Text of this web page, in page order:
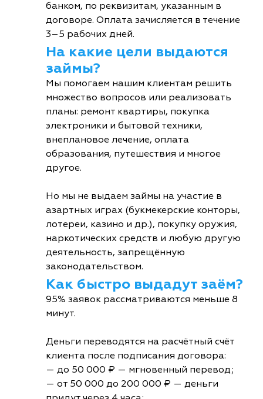
банком, по реквизитам, указанным в
договоре. Оплата зачисляется в течение
3–5 рабочих дней.
На какие цели выдаются
займы?
Мы помогаем нашим клиентам решить
множество вопросов или реализовать
планы: ремонт квартиры, покупка
электроники и бытовой техники,
внеплановое лечение, оплата
образования, путешествия и многое
другое.
Но мы не выдаем займы на участие в
азартных играх (букмекерские конторы,
лотереи, казино и др.), покупку оружия,
наркотических средств и любую другую
деятельность, запрещённую
законодательством.
Как быстро выдадут заём?
95% заявок рассматриваются меньше 8
минут.
Деньги переводятся на расчётный счёт
клиента после подписания договора:
— до 50 000 ₽ — мгновенный перевод;
— от 50 000 до 200 000 ₽ — деньги